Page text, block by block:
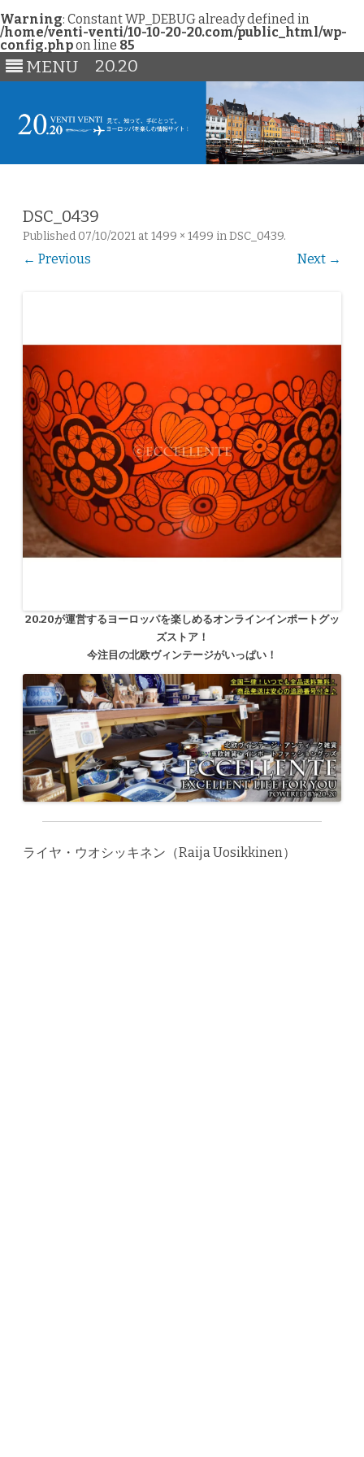
Warning: Constant WP_DEBUG already defined in
/home/venti-venti/10-10-20-20.com/public_html/wp-
config.phpon line 85
MENU 20.20
DSC_0439
Published 07/10/2021 at 1499 × 1499 inDSC_0439.
← Previous Next →
20.20が運営するヨーロッパを楽しめるオンラインインポートグッ
ズストア！
今注目の北欧ヴィンテージがいっぱい！
ライヤ・ウオシッキネン（Raija Uosikkinen）